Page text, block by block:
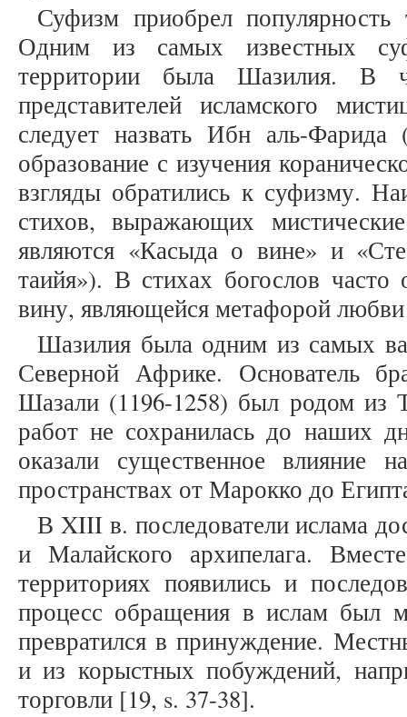
Суфизм приобрел
Одним из самых известных
территории была Шазилия. В
представителей исламского
следует назвать Ибн аль-
образование с изучения
взгляды обратились к суфизму.
стихов, выражающих
являются «Касыда о вине» и
таийя»). В стихах богослов
вину, являющейся метафорой
Шазилия была одним из самых
Северной Африке. Основатель
Шазали (1196-1258) был родом из
работ не сохранилась до наших
оказали существенное влияние
пространствах от Марокко до
В XIII в. последователи ислама
и Малайского архипелага.
территориях появились и
процесс обращения в ислам был
превратился в принуждение.
и из корыстных побуждений,
торговли [19, s. 37-38].